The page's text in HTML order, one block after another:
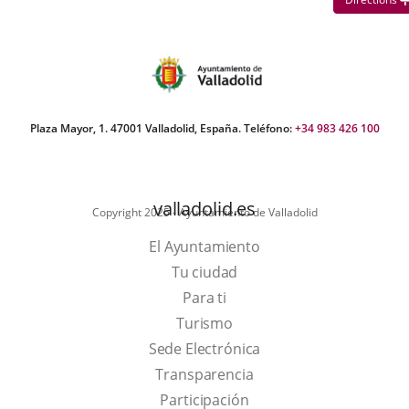
Plaza Mayor, 1. 47001 Valladolid, España. Teléfono:+34 983 426 100
Copyright 2025 - Ayuntamiento de Valladolid
valladolid.es
El Ayuntamiento
Tu ciudad
Para ti
TurismoThis
link
will
open
Sede Electrónica
Transparencia
Participación